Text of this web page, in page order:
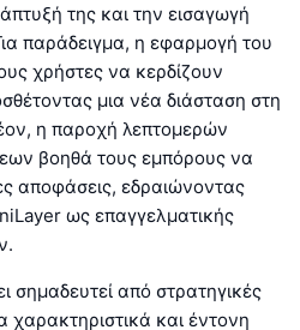
της και την εισαγωγή
παράδειγμα, η εφαρμογή του
χρήστες να κερδίζουν
μια νέα διάσταση στη
η παροχή λεπτομερών
βοηθά τους εμπόρους να
αποφάσεις, εδραιώνοντας
ως επαγγελματικής
σημαδευτεί από στρατηγικές
και έντονη